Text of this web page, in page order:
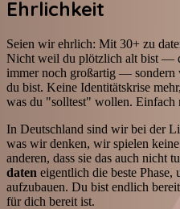
Ehrlichkeit
Seien wir ehrlich: Mit 30+ zu
Nicht weil du plötzlich alt bist —
immer noch großartig —
du bist. Keine Identitätskrise
was du "solltest" wollen. Einfach
In Deutschland sind wir bei der
was wir denken, wir spielen
anderen, dass sie das auch nicht
daten eigentlich die beste Phase,
aufzubauen. Du bist endlich
für dich bereit ist.